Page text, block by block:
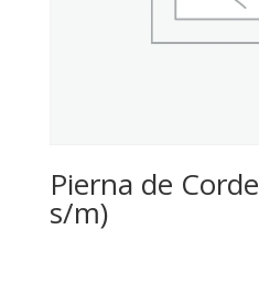
Pierna de
s/m)